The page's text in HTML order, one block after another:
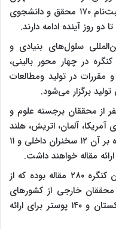
برنامه‌ریزی شده است که کار خود را با ثبت‌نام ۱۷۰ محقق و دانشجوی
دو روز آینده ادامه دارند.
سلول‌های بنیادی و
در چهار محور بالینی،
مقررات در تولید ومطالعات
برگزار می‌شود.
تاکید بر این که در این کنگره ۱۴ نفر از محققان برجسته علوم و
آلمان، اتریش، هلند
و انگلستان حضور دارند، یادآور شد: علاوه بر آن ۱۲ سخنران داخلی و ۱۱
مقاله خواهند داشت.
به گفته وی، تعداد مقالات ارسالی به این کنگره ۲۸۰ مقاله بوده که از
ایرانی، ۵ مقاله از محققان خارجی از کشورهای
هند، پاکستان، افغانستان، عراق و تاجیکستان و ۱۴۰ پوستر برای ارائه